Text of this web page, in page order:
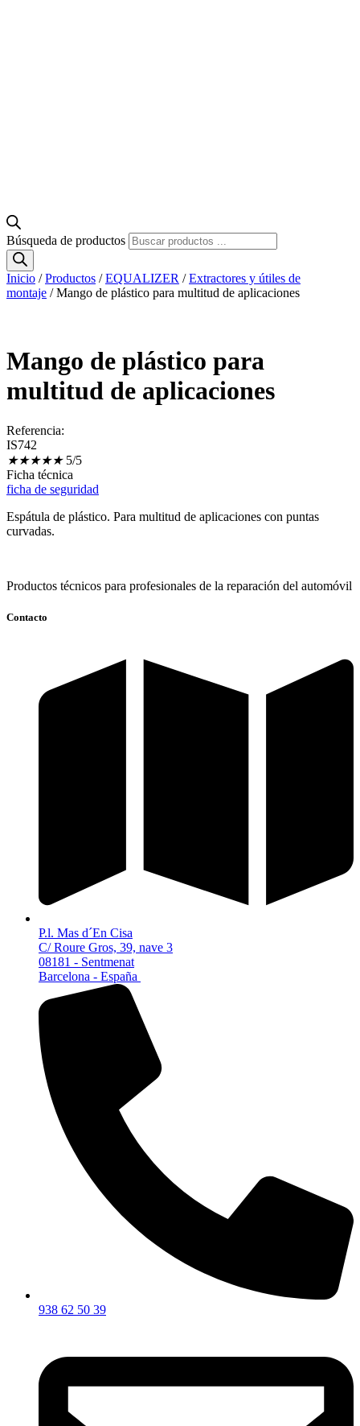
Búsqueda de productos
Inicio /Productos /EQUALIZER /Extractores y útiles de
montaje / Mango de plástico para multitud de aplicaciones
Mango de plástico para
multitud de aplicaciones
Referencia:
IS742
★★★★★ 5/5
Ficha técnica
ficha de seguridad
Espátula de plástico. Para multitud de aplicaciones con puntas
curvadas.
Productos técnicos para profesionales de la reparación del automóvil
Contacto
P.l. Mas d´En Cisa
C/ Roure Gros, 39, nave 3
08181 - Sentmenat
Barcelona - España
938 62 50 39